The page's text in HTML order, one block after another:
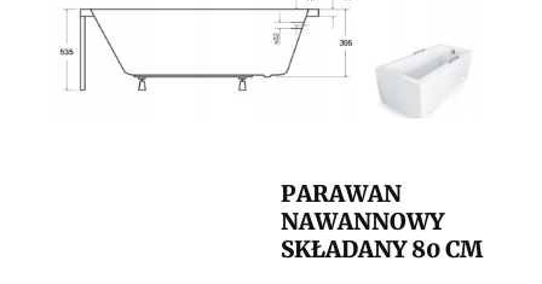
PARAWAN
NAWANNOWY
SKŁADANY 80 CM